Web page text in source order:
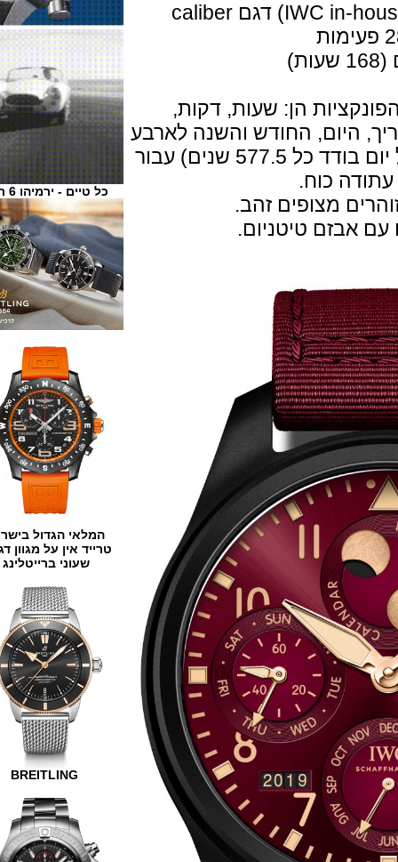
המנגנון מכני אוטומטי ביצור עצמי ( IWC in-house) דגם caliber
הן: שעות, דקות,
החודש והשנה לארבע
שנים ואת מצבי הירח (עם סטייה של יום בודד כל 577.5 שנים) עבור
כוח.
מצופים זהב.
טיטניום.
כל טיים - ירמיהו 6 ת"א
המלאי הגדול בישראל
טרייד אין על מגוון דגמים
שעוני ברייטלינג
BREITLING